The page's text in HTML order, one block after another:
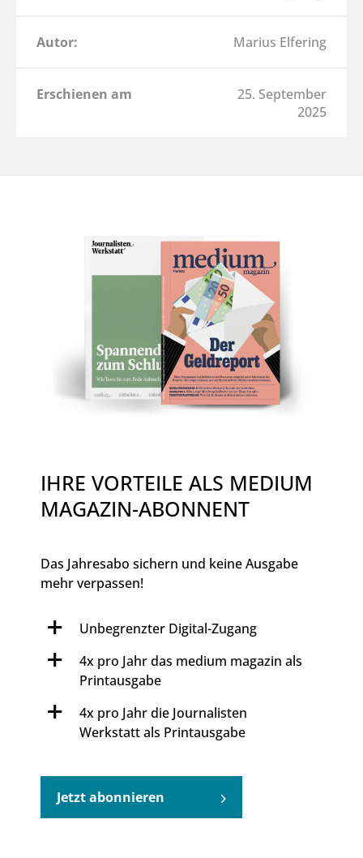
Autor: Marius Elfering
Erschienen am
25. September
2025
IHRE VORTEILE ALS MEDIUM
MAGAZIN-ABONNENT
Das Jahresabo sichern und keine Ausgabe
mehr verpassen!
Unbegrenzter Digital-Zugang
4x pro Jahr das medium magazin als
Printausgabe
4x pro Jahr die Journalisten
Werkstatt als Printausgabe
Jetzt abonnieren